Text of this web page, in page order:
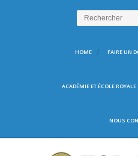
HOME FAIRE UN
ACADÉMIE ET ÉCOLE ROYALE
NOUS